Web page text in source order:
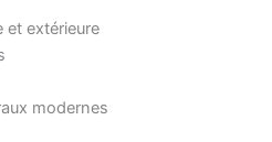
et extérieure
modernes